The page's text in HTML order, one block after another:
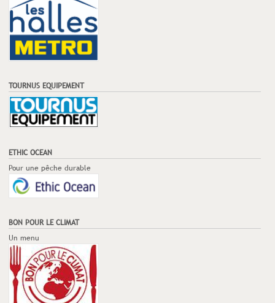
TOURNUS EQUIPEMENT
ETHIC OCEAN
Pour une pêche durable
BON POUR LE CLIMAT
Un menu